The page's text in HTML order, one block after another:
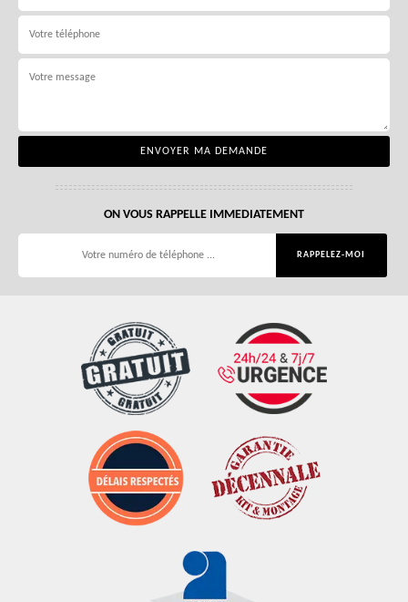
ON VOUS RAPPELLE IMMEDIATEMENT